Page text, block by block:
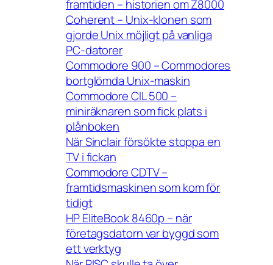
framtiden – historien om Z8000
Coherent – Unix-klonen som
gjorde Unix möjligt på vanliga
PC-datorer
Commodore 900 – Commodores
bortglömda Unix-maskin
Commodore CIL 500 –
miniräknaren som fick plats i
plånboken
När Sinclair försökte stoppa en
TV i fickan
Commodore CDTV –
framtidsmaskinen som kom för
tidigt
HP EliteBook 8460p – när
företagsdatorn var byggd som
ett verktyg